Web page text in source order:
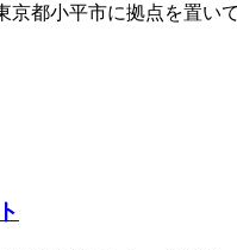
京都小平市に拠点を置